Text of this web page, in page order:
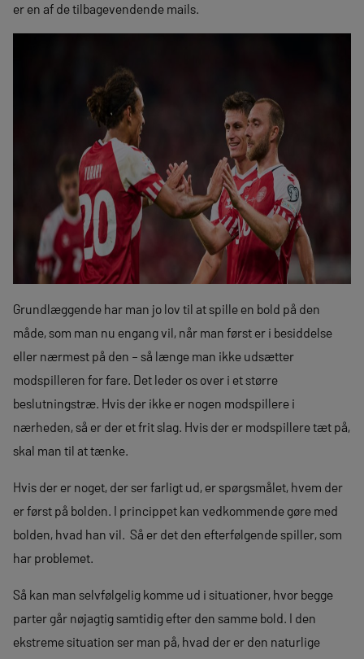
er en af de tilbagevendende mails.
Grundlæggende har man jo lov til at spille en bold på den
måde, som man nu engang vil, når man først er i besiddelse
eller nærmest på den – så længe man ikke udsætter
modspilleren for fare. Det leder os over i et større
beslutningstræ. Hvis der ikke er nogen modspillere i
nærheden, så er der et frit slag. Hvis der er modspillere tæt på,
skal man til at tænke.
Hvis der er noget, der ser farligt ud, er spørgsmålet, hvem der
er først på bolden. I princippet kan vedkommende gøre med
bolden, hvad han vil. Så er det den efterfølgende spiller, som
har problemet.
Så kan man selvfølgelig komme ud i situationer, hvor begge
parter går nøjagtig samtidig efter den samme bold. I den
ekstreme situation ser man på, hvad der er den naturlige